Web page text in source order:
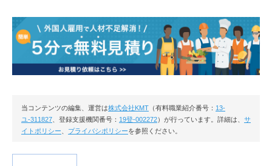
当コンテンツの編集、運営は株式会社KMT （有料職業紹介番号： 13-
ユ-311827 、登録支援機関番号： 19登-002272）が行っています。詳細は、 サ
イトポリシー
プライバシポリシーを参照ください。